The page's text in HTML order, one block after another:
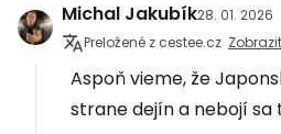
Michal Jakubík28. 01. 2026
Preložené z cestee.cz
Aspoň vieme, že
strane dejín a nebojí sa